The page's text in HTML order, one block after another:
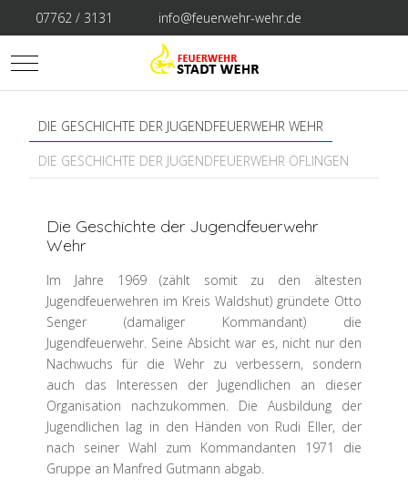
07762 / 3131 info@feuerwehr-wehr.de
Mobile Menu Toggle
DIE GESCHICHTE DER JUGENDFEUERWEHR WEHR
DIE GESCHICHTE DER JUGENDFEUERWEHR ÖFLINGEN
Die Geschichte der Jugendfeuerwehr
Wehr
Im Jahre 1969 (zählt somit zu den ältesten
Jugendfeuerwehren im Kreis Waldshut) gründete Otto
Senger (damaliger Kommandant) die
Jugendfeuerwehr. Seine Absicht war es, nicht nur den
Nachwuchs für die Wehr zu verbessern, sondern
auch das Interessen der Jugendlichen an dieser
Organisation nachzukommen. Die Ausbildung der
Jugendlichen lag in den Händen von Rudi Eller, der
nach seiner Wahl zum Kommandanten 1971 die
Gruppe an Manfred Gutmann abgab.